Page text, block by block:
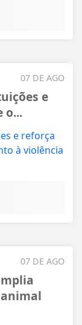
07 DE AGO
e
o...
07 DE AGO